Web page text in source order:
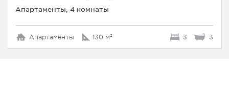
Апартаменты, 4 комнаты
Апартаменты 130 м² 3 3